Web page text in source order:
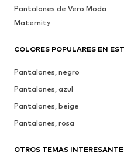
Pantalones de Vero Moda
Maternity
COLORES POPULARES EN
Pantalones, negro
Pantalones, azul
Pantalones, beige
Pantalones, rosa
OTROS TEMAS